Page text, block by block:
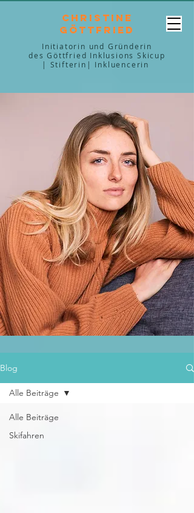
Christine
Göttfried
Initiatorin und Gründerin
des Göttfried Inklusions Skicup
| Stifterin| Inkluencerin
Blog
Alle Beiträge
Skifahren
Alle Beiträge